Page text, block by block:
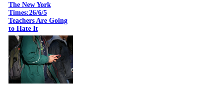
The New York
Times:26/6/5
Teachers Are Going
to Hate It